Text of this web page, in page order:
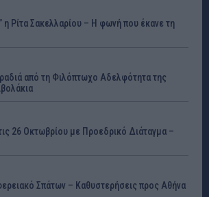
η Ρίτα Σακελλαρίου – Η φωνή που έκανε τη
από τη Φιλόπτωχο Αδελφότητα της
26 Οκτωβρίου με Προεδρικό Διάταγμα –
Σπάτων – Καθυστερήσεις προς Αθήνα